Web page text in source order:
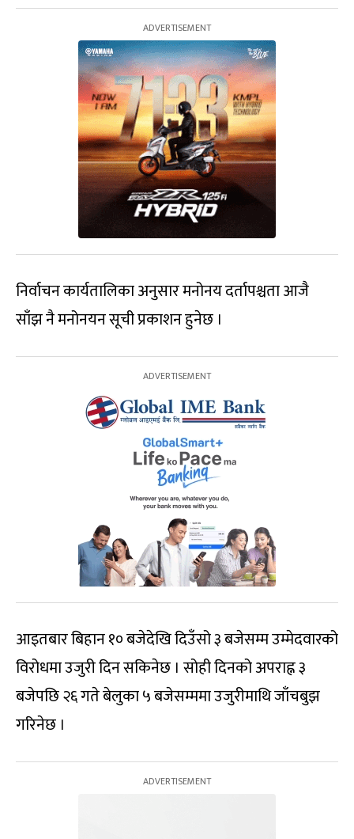
निर्वाचन कार्यतालिका अनुसार मनोनय दर्तापश्चता आजै
साँझ नै मनोनयन सूची प्रकाशन हुनेछ ।
आइतबार बिहान १० बजेदेखि दिउँसो ३ बजेसम्म उम्मेदवारको
विरोधमा उजुरी दिन सकिनेछ । सोही दिनको अपराह्न ३
बजेपछि २६ गते बेलुका ५ बजेसम्ममा उजुरीमाथि जाँचबुझ
गरिनेछ ।